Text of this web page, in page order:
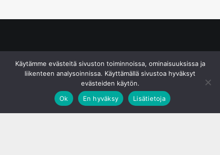
Käytämme evästeitä sivuston toiminnoissa, ominaisuuksissa ja
liikenteen analysoinnissa. Käyttämällä sivustoa hyväksyt
evästeiden käytön.
Ok
En hyväksy Lisätietoja